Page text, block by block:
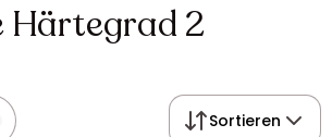
2
Sortieren